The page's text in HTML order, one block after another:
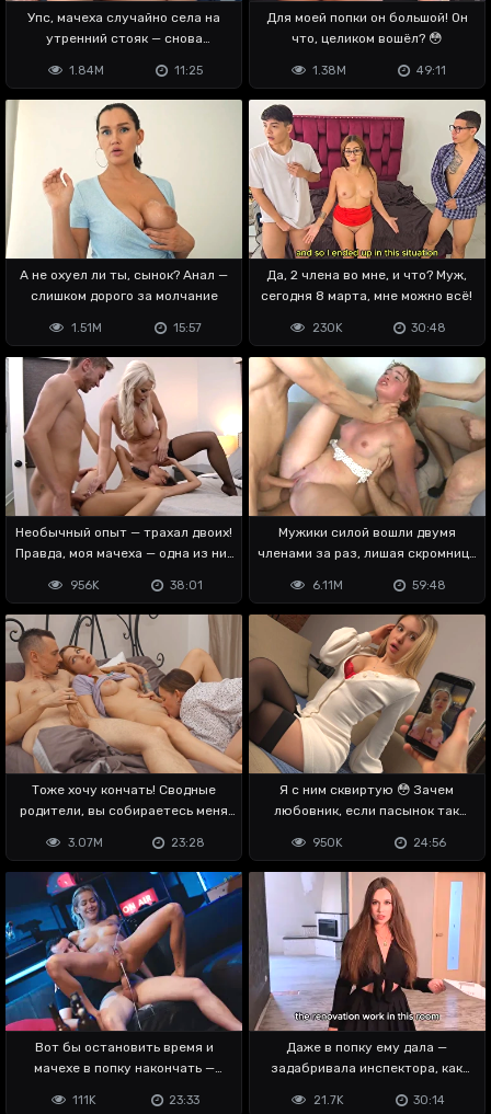
Упс, мачеха случайно села на
утренний стояк — снова
11:25
1.84M
Для моей попки он большой! Он
что, целиком вошёл? 😳
49:11
1.38M
А не охуел ли ты, сынок? Анал —
слишком дорого за молчание
15:57
1.51M
Да, 2 члена во мне, и что? Муж,
сегодня 8 марта, мне можно всё!
30:48
230K
Необычный опыт — трахал двоих!
Правда, моя мачеха — одна из них
38:01
956K
Мужики силой вошли двумя
членами за раз, лишая скромницу
59:48
6.11M
Тоже хочу кончать! Сводные
родители, вы собираетесь меня
23:28
3.07M
Я с ним сквиртую 😳 Зачем
любовник, если пасынок так
24:56
950K
Вот бы остановить время и
мачехе в попку накончать —
23:33
111K
Даже в попку ему дала —
задабривала инспектора, как
30:14
21.7K